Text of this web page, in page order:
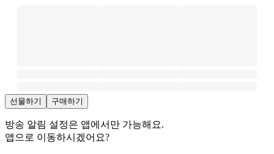
선물하기 구매하기
방송 알림 설정은 앱에서만 가능해요.
앱으로 이동하시겠어요?